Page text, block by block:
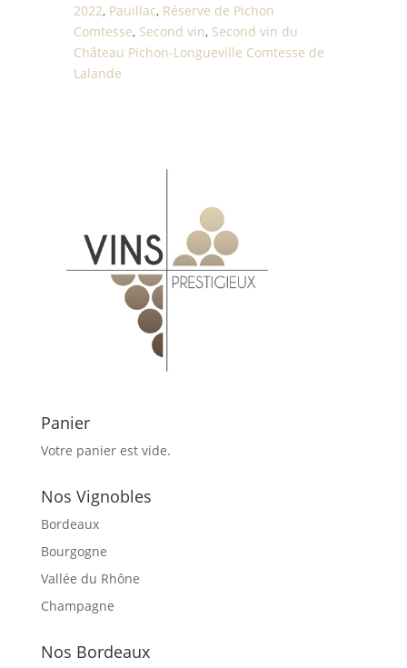
2022, Pauillac, Réserve de Pichon
Comtesse, Second vin, Second vin du
Château Pichon-Longueville Comtesse de
Lalande
Panier
Votre panier est vide.
Nos Vignobles
Bordeaux
Bourgogne
Vallée du Rhône
Champagne
Nos Bordeaux